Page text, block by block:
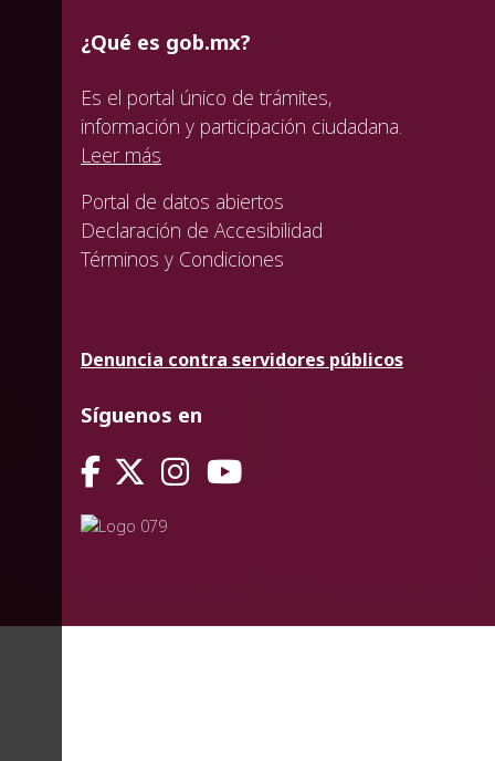
¿Qué es gob.mx?
Es el portal único de trámites,
información y participación ciudadana.
Leer más
Portal de datos abiertos
Declaración de Accesibilidad
Términos y Condiciones
Denuncia contra servidores públicos
Síguenos en